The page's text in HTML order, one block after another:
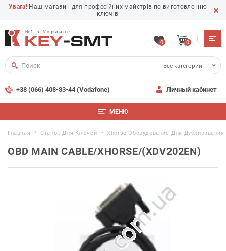
Увага! Наш магазин для професійних майстрів по виготовленню
ключів
0 0
Все категории
+38 (066) 408-83-44 (Vodafone) Личный кабинет
МЕНЮ
Главная Станок Для Ключей Xhorse-Оборудование Для
OBD MAIN CABLE/XHORSE/(XDV202EN)